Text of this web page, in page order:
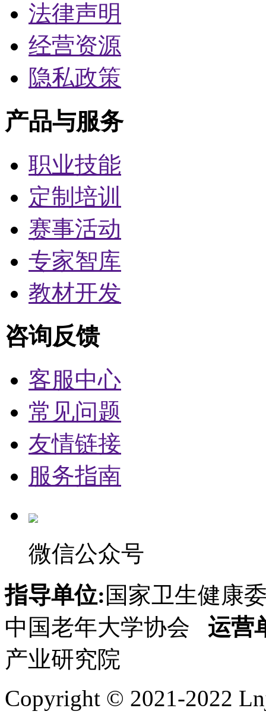
法律声明
经营资源
隐私政策
产品与服务
职业技能
定制培训
赛事活动
专家智库
教材开发
咨询反馈
客服中心
常见问题
友情链接
服务指南
微信公众号
指导单位:国家卫生健康
中国老年大学协会 运营
产业研究院
Copyright © 2021-2022